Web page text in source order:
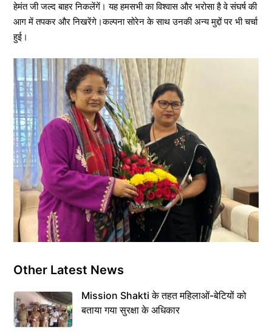
हेमंत जी जल्द बाहर निकलेंगें। यह हमसभी का विश्वास और भरोसा है वे संघर्ष की
आग में तपकर और निखरेंगे।कल्पना सोरेन के साथ उनकी अन्य मुद्दों पर भी चर्चा
हुई।
Other Latest News
Mission Shakti के तहत महिलाओं-बेटियों को
बताया गया सुरक्षा के अधिकार